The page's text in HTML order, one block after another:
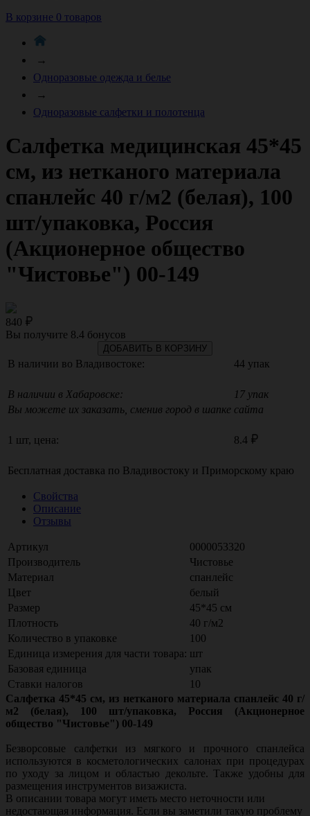
В корзине 0 товаров
→
Одноразовые одежда и белье
→
Одноразовые салфетки и полотенца
Салфетка медицинская 45*45
см, из нетканого материала
спанлейс 40 г/м2 (белая), 100
шт/упаковка, Россия
(Акционерное общество
"Чистовье") 00-149
840
Вы получите 8.4 бонусов
ДОБАВИТЬ В КОРЗИНУ
В наличии во Владивостоке: 44 упак
В наличии в Хабаровске:
17 упак
Вы можете их заказать, сменив город в шапке сайта
1 шт, цена: 8.4
Бесплатная доставка по Владивостоку и Приморскому краю
Свойства
Описание
Отзывы
Артикул
0000053320
Производитель
Чистовье
Материал
спанлейс
Цвет
белый
Размер
45*45 см
Плотность
40 г/м2
Количество в упаковке
100
Единица измерения для части товара: шт
Базовая единица
упак
Ставки налогов
10
Салфетка 45*45 см, из нетканого материала спанлейс 40 г/
м2 (белая), 100 шт/упаковка, Россия (Акционерное
общество "Чистовье") 00-149
Безворсовые салфетки из мягкого и прочного спанлейса
используются в косметологических салонах при процедурах
по уходу за лицом и областью декольте. Также удобны для
размещения инструментов визажиста.
В описании товара могут иметь место неточности или
недостающая информация. Если вы заметили такую проблему